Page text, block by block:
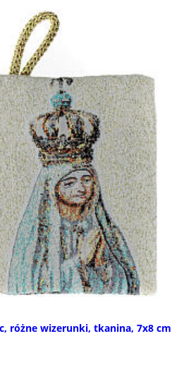
różne wizerunki, tkanina, 7x8 cm